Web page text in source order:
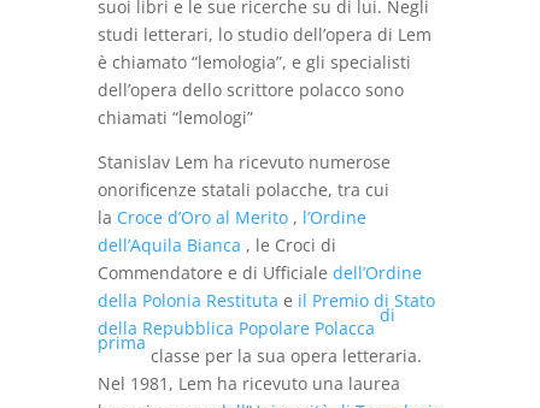
suoi libri e le sue ricerche su di lui. Negli
studi letterari, lo studio dell’opera di Lem
è chiamato “lemologia”, e gli specialisti
dell’opera dello scrittore polacco sono
chiamati “lemologi”
Stanislav Lem ha ricevuto numerose
onorificenze statali polacche, tra cui
la Croce d’Oro al Merito , l’Ordine
dell’Aquila Bianca , le Croci di
Commendatore e di Ufficiale dell’Ordine
della Polonia Restituta e il Premio di Stato
della Repubblica Popolare Polacca
di
prima
classe per la sua opera letteraria.
Nel 1981, Lem ha ricevuto una laurea